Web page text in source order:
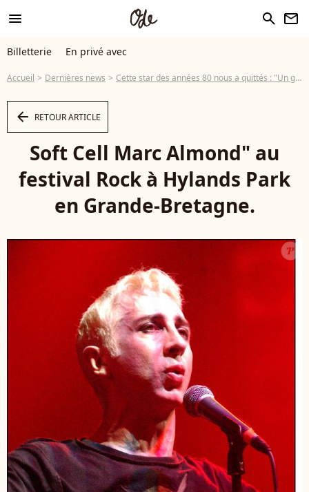
menu search newsletter
Billetterie En privé avec
Accueil Dernières news Cette star des années 80 nous a quittés : "Un génie musical" qui a été numéro 1 des ventes pendant 30 semaines
arrow_left RETOUR ARTICLE
Soft Cell Marc Almond" au
festival Rock à Hylands Park
en Grande-Bretagne.